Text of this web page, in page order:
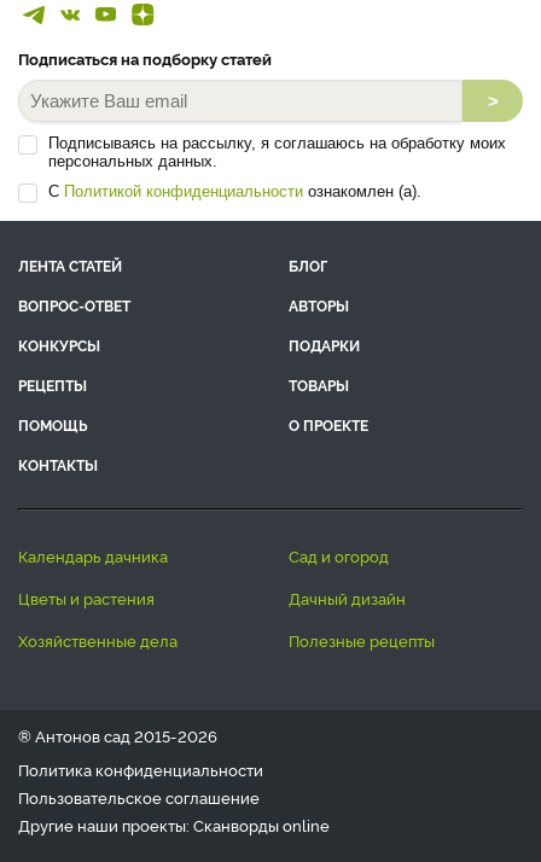
Подписаться на подборку статей
>
Подписываясь на рассылку, я соглашаюсь на обработку моих
персональных данных.
С Политикой конфиденциальности ознакомлен (а).
ЛЕНТА СТАТЕЙ
БЛОГ
ВОПРОС-ОТВЕТ
АВТОРЫ
КОНКУРСЫ
ПОДАРКИ
РЕЦЕПТЫ
ТОВАРЫ
ПОМОЩЬ
О ПРОЕКТЕ
КОНТАКТЫ
календарь дачника
сад и огород
цветы и растения
дачный дизайн
хозяйственные дела
полезные рецепты
® Антонов сад 2015-2026
Политика конфиденциальности
Пользовательское соглашение
Другие наши проекты: Сканвордыonline